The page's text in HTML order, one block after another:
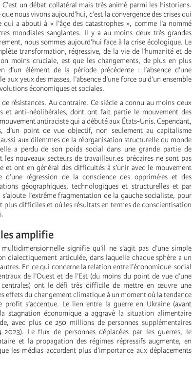
un débat collatéral mais très animé parmi les historiens.
nous vivons aujourd’hui, c’est la convergence des crises qui
a abouti à « l’âge des catastrophes », comme l’a nommé
mondiales sanglantes. Il y a au moins deux très grandes
nous sommes aujourd’hui face à la crise écologique. Le
transformation, régressive, de la vie de l’humanité et de
moins cruciale, est que les changements, de plus en plus
d’un élément de la période précédente : l’absence d’une
yeux des masses, l’absence d’une force ou d’un ensemble
économiques et sociales.
résistances. Au contraire. Ce siècle a connu au moins deux
et anti-néolibérales, dont ont fait partie le mouvement des
antiraciste qui a débuté aux États-Unis. Cependant,
d’un point de vue objectif, non seulement au capitalisme
aux dilemmes de la réorganisation structurelle du monde
a perdu de son poids social dans une grande partie de
les nouveaux secteurs de travailleur.es précaires ne sont pas
et ont en général des difficultés à s’unir avec le mouvement
d’une régression de la conscience des opprimé·es et des
géographiques, technologiques et structurelles et par
l’extrême fragmentation de la gauche socialiste, pour
difficiles et où les résultats en termes de conscientisation
amplifie
signifie qu’il ne s’agit pas d’une simple
dialectiquement articulée, dans laquelle chaque sphère a un
En ce qui concerne la relation entre l’économique-social
de l’Ouest et de l’Est (du moins du point de vue d’une
centrales) ont le défi très difficile de mettre en œuvre une
effets du changement climatique à un moment où la tendance
profit s’accentue. Le lien entre la guerre en Ukraine (avant
stagnation économique a aggravé la situation alimentaire
avec plus de 250 millions de personnes supplémentaires
Le flux de personnes déplacées par les guerres, le
et la propagation des régimes répressifs augmente, en
les médias accordent plus d’importance aux déplacements